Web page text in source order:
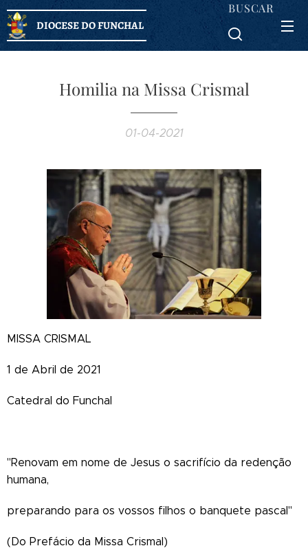
DIOCESE DO FUNCHAL
BUSCAR
Homilia na Missa Crismal
01-04-2021
MISSA CRISMAL
1 de Abril de 2021
Catedral do Funchal
"Renovam em nome de Jesus o sacrifício da redenção
humana,
preparando para os vossos filhos o banquete pascal"
(Do Prefácio da Missa Crismal)